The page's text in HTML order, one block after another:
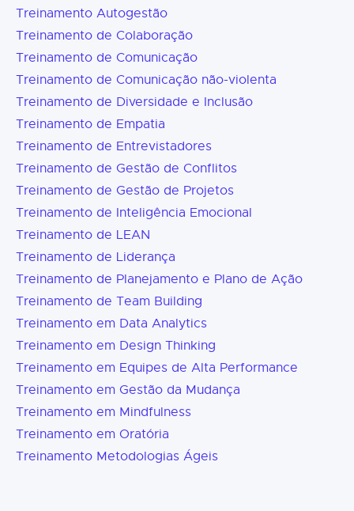
Treinamento Autogestão
Treinamento de Colaboração
Treinamento de Comunicação
Treinamento de Comunicação não-violenta
Treinamento de Diversidade e Inclusão
Treinamento de Empatia
Treinamento de Entrevistadores
Treinamento de Gestão de Conflitos
Treinamento de Gestão de Projetos
Treinamento de Inteligência Emocional
Treinamento de LEAN
Treinamento de Liderança
Treinamento de Planejamento e Plano de Ação
Treinamento de Team Building
Treinamento em Data Analytics
Treinamento em Design Thinking
Treinamento em Equipes de Alta Performance
Treinamento em Gestão da Mudança
Treinamento em Mindfulness
Treinamento em Oratória
Treinamento Metodologias Ágeis